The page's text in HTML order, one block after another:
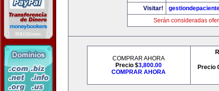
Visitar!
Serán consideradas
COMPRAR AHORA
Precio $3,800.00
COMPRAR AHORA
Precio